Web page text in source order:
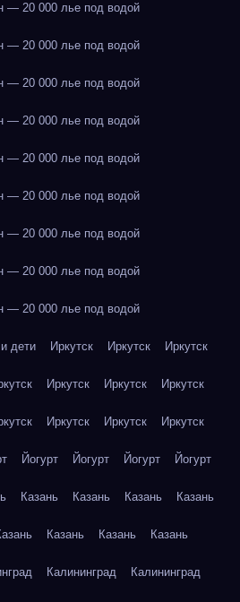
20 000 лье под водой
20 000 лье под водой
20 000 лье под водой
20 000 лье под водой
20 000 лье под водой
20 000 лье под водой
20 000 лье под водой
20 000 лье под водой
20 000 лье под водой
дети Иркутск Иркутск Иркутск
Иркутск Иркутск Иркутск
Иркутск Иркутск Иркутск
Йогурт Йогурт Йогурт Йогурт
Казань Казань Казань Казань
Казань Казань Казань
Калининград Калининград